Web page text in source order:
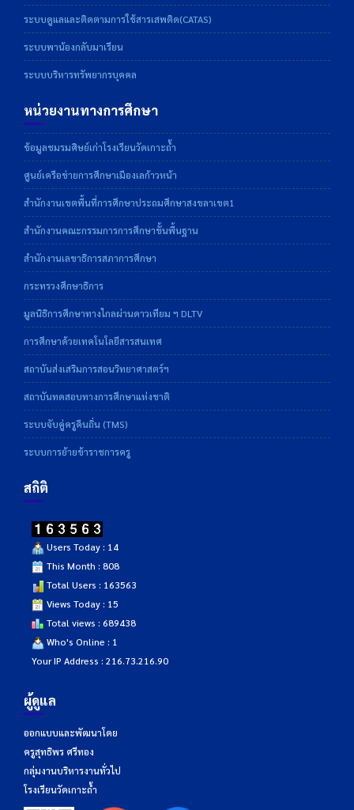
ระบบดูแลและติดตามการใช้สารเสพติด(CATAS)
ระบบพาน้องกลับมาเรียน
ระบบบริหารทรัพยากรบุคคล
หน่วยงานทางการศึกษา
ข้อมูลชมรมศิษย์เก่าโรงเรียนวัดเกาะถ้ำ
ศูนย์เครือข่ายการศึกษาเมืองเลก้าวหน้า
สำนักงานเขตพื้นที่การศึกษาประถมศึกษาสงขลาเขต1
สำนักงานคณะกรรมการการศึกษาขั้นพื้นฐาน
สำนักงานเลขาธิการสภาการศึกษา
กระทรวงศึกษาธิการ
มูลนิธิการศึกษาทางไกลผ่านดาวเทียม ฯ DLTV
การศึกษาด้วยเทคโนโลยีสารสนเทศ
สถาบันส่งเสริมการสอนวิทยาศาสตร์ฯ
สถาบันทดสอบทางการศึกษาแห่งชาติ
ระบบจับคู่ครูคืนถิ่น (TMS)
ระบบการย้ายข้าราชการครู
สถิติ
Users Today : 14
This Month : 808
Total Users : 163563
Views Today : 15
Total views : 689438
Who's Online : 1
Your IP Address : 216.73.216.90
ผู้ดูแล
ออกแบบและพัฒนาโดย
ครูสุทธิพร ศรีทอง
กลุ่มงานบริหารงานทั่วไป
โรงเรียนวัดเกาะถ้ำ